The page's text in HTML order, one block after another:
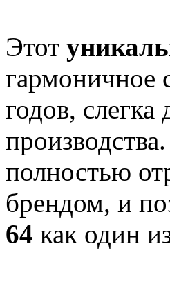
Этот
гармоничное
годов,
полностью
брендом, и
64 как один